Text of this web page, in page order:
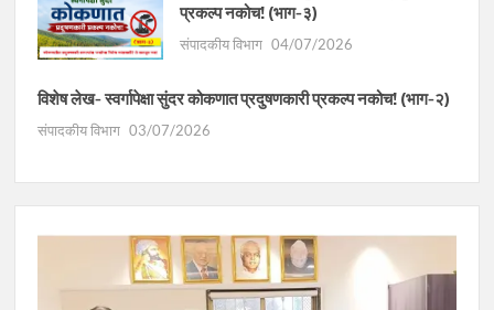
प्रकल्प नकोच! (भाग-३)
संपादकीय विभाग 04/07/2026
विशेष लेख- स्वर्गापेक्षा सुंदर कोकणात प्रदुषणकारी प्रकल्प नकोच! (भाग-२)
संपादकीय विभाग 03/07/2026